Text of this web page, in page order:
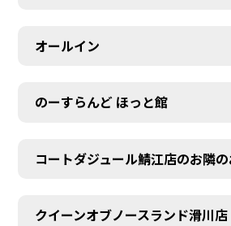
オールイン
のーすらんど ほっと館
コートダジュール鯖江店のお隣
クイーンオブノースランド滑川店